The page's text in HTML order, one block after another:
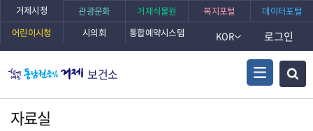
거제시청 관광문화 거제식물원 복지포털
데이터포털
어린이시청
시의회 통합예약시스템 KOR 로그인
보건소
자료실